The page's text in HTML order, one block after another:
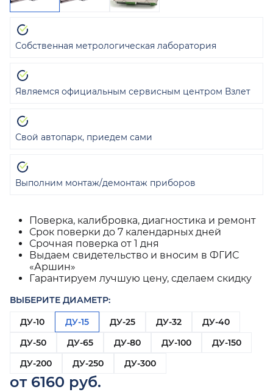
Поверка, калибровка, диагностика и ремонт
Срок поверки до 7 календарных дней
Срочная поверка от 1 дня
Выдаем свидетельство и вносим в ФГИС
«Аршин»
Гарантируем лучшую цену, сделаем скидку
ВЫБЕРИТЕ ДИАМЕТР:
ДУ-10
ДУ-15 ДУ-25 ДУ-32
ДУ-40
ДУ-50
ДУ-65 ДУ-80 ДУ-100
ДУ-150
ДУ-200
ДУ-250 ДУ-300
от 6160 руб.
Собственная метрологическая лаборатория
Являемся официальным сервисным центром Взлет
Свой автопарк, приедем сами
Выполним монтаж/демонтаж приборов